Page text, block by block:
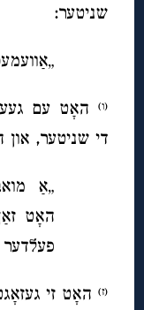
שניטער:
(ו)
האָט עם
די שניטער,
„אַ
האָט
פעלדער
(ז) האָט זי